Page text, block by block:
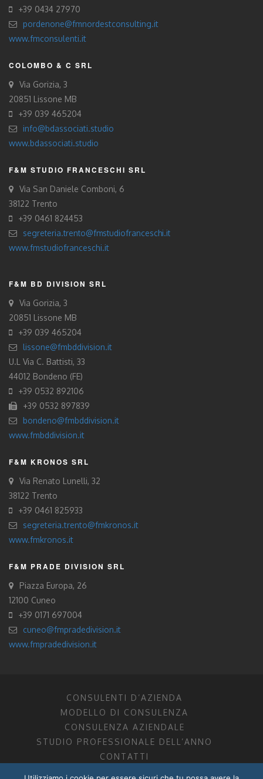
+39 0434 27970
pordenone@fmnordestconsulting.it
www.fmconsulenti.it
COLOMBO & C SRL
Via Gorizia, 3
20851 Lissone MB
+39 039 465204
info@bdassociati.studio
www.bdassociati.studio
F&M STUDIO FRANCESCHI SRL
Via San Daniele Comboni, 6
38122 Trento
+39 0461 824453
segreteria.trento@fmstudiofranceschi.it
www.fmstudiofranceschi.it
F&M BD DIVISION SRL
Via Gorizia, 3
20851 Lissone MB
+39 039 465204
lissone@fmbddivision.it
U.L Via C. Battisti, 33
44012 Bondeno (FE)
+39 0532 892106
+39 0532 897839
bondeno@fmbddivision.it
www.fmbddivision.it
F&M KRONOS SRL
Via Renato Lunelli, 32
38122 Trento
+39 0461 825933
segreteria.trento@fmkronos.it
www.fmkronos.it
F&M PRADE DIVISION SRL
Piazza Europa, 26
12100 Cuneo
+39 0171 697004
cuneo@fmpradedivision.it
www.fmpradedivision.it
CONSULENTI D’AZIENDA
MODELLO DI CONSULENZA
CONSULENZA AZIENDALE
STUDIO PROFESSIONALE DELL’ANNO
CONTATTI